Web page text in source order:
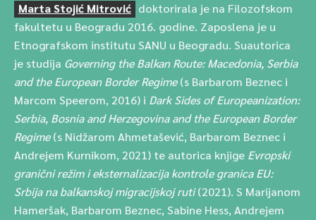
Marta Stojić Mitrović doktorirala je na Filozofskom
fakultetu u Beogradu 2016. godine. Zaposlena je u
Etnografskom institutu SANU u Beogradu. Suautorica
je studija Governing the Balkan Route: Macedonia, Serbia
and the European Border Regime(s Barbarom Beznec i
Marcom Speerom, 2016) i Dark Sides of Europeanization:
Serbia, Bosnia and Herzegovina and the European Border
Regime(s Nidžarom Ahmetašević, Barbarom Beznec i
Andrejem Kurnikom, 2021) te autorica knjige Evropski
granični režim i eksternalizacija kontrole granica EU:
Srbija na balkanskoj migracijskoj ruti(2021). S Marijanom
Hameršak, Barbarom Beznec, Sabine Hess, Andrejem